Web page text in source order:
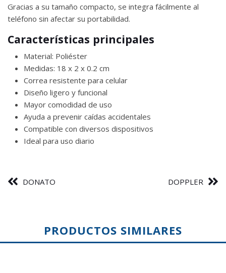
Gracias a su tamaño compacto, se integra fácilmente al
teléfono sin afectar su portabilidad.
Características principales
Material: Poliéster
Medidas: 18 x 2 x 0.2 cm
Correa resistente para celular
Diseño ligero y funcional
Mayor comodidad de uso
Ayuda a prevenir caídas accidentales
Compatible con diversos dispositivos
Ideal para uso diario
DONATO DOPPLER
PRODUCTOS SIMILARES